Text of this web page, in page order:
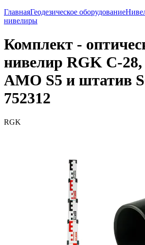
ГлавнаяГеодезическое оборудование
нивелиры
Комплект -
нивелир RGK C-28,
AMO S5 и штатив
752312
RGK